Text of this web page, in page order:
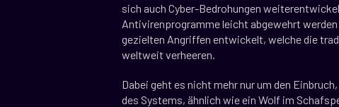
sich auch Cyber-Bedrohungen
Antivirenprogramme leicht abgewehrt
gezielten Angriffen entwickelt, welche die
weltweit verheeren.
Dabei geht es nicht mehr nur um den
des Systems, ähnlich wie ein Wolf im